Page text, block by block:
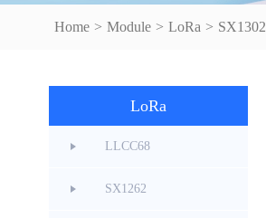
Home > Module > LoRa > SX1302
LoRa
LLCC68
SX1262